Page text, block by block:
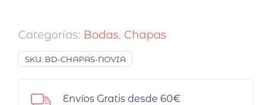
tiene
opciones
Categorías: Bodas, Chapas
SKU: BD-CHAPAS-NOVIA
Envíos Gratis desde 60€